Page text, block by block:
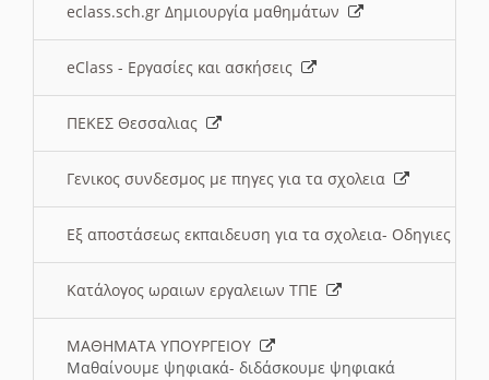
eclass.sch.gr Δημιουργία μαθημάτων
eClass - Εργασίες και ασκήσεις
ΠΕΚΕΣ Θεσσαλιας
Γενικος συνδεσμος με πηγες για τα σχολεια
Εξ αποστάσεως εκπαιδευση για τα σχολεια- Οδηγιες
Κατάλογος ωραιων εργαλειων ΤΠΕ
ΜΑΘΗΜΑΤΑ ΥΠΟΥΡΓΕΙΟΥ
Μαθαίνουμε ψηφιακά- διδάσκουμε ψηφιακά